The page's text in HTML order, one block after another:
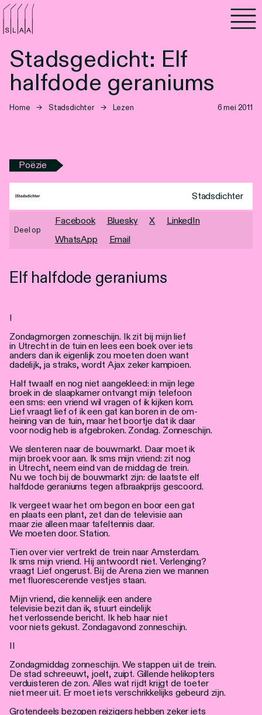
Stadsgedicht: Elf
halfdode geraniums
Home → Stadsdichter → Lezen 6 mei 2011
Elf halfdode geraniums
I
Zondagmorgen zonneschijn. Ik zit bij mijn lief
in Utrecht in de tuin en lees een boek over iets
anders dan ik eigenlijk zou moeten doen want
dadelijk, ja straks, wordt Ajax zeker kampioen.
Half twaalf en nog niet aangekleed: in mijn lege
broek in de slaapkamer ontvangt mijn telefoon
een sms: een vriend wil vragen of ik kijken kom.
Lief vraagt lief of ik een gat kan boren in de om-
heining van de tuin, maar het boortje dat ik daar
voor nodig heb is afgebroken. Zondag. Zonneschijn.
We slenteren naar de bouwmarkt. Daar moet ik
mijn broek voor aan. Ik sms mijn vriend: zit nog
in Utrecht, neem eind van de middag de trein.
Nu we toch bij de bouwmarkt zijn: de laatste elf
halfdode geraniums tegen afbraakprijs gescoord.
Ik vergeet waar het om begon en boor een gat
en plaats een plant, zet dan de televisie aan
maar zie alleen maar tafeltennis daar.
We moeten door. Station.
Tien over vier vertrekt de trein naar Amsterdam.
Ik sms mijn vriend. Hij antwoordt niet. Verlenging?
vraagt Lief ongerust. Bij de Arena zien we mannen
met fluorescerende vestjes staan.
Mijn vriend, die kennelijk een andere
televisie bezit dan ik, stuurt eindelijk
het verlossende bericht. Ik heb haar niet
voor niets gekust. Zondagavond zonneschijn.
II
Zondagmiddag zonneschijn. We stappen uit de trein.
De stad schreeuwt, joelt, zuipt. Gillende helikopters
verduisteren de zon. Alles wat rijdt krijgt de toeter
niet meer uit. Er moet iets verschrikkelijks gebeurd zijn.
Grotendeels bezopen reizigers hebben zeker iets
Poëzie
Stadsdichter
Deel op
Facebook Bluesky X
LinkedIn
WhatsApp
Email
Agenda
Programma's
Lezen
Nieuwsbrief
Over SLAA
Vacatures
Locaties
Personen
Stadsdichter